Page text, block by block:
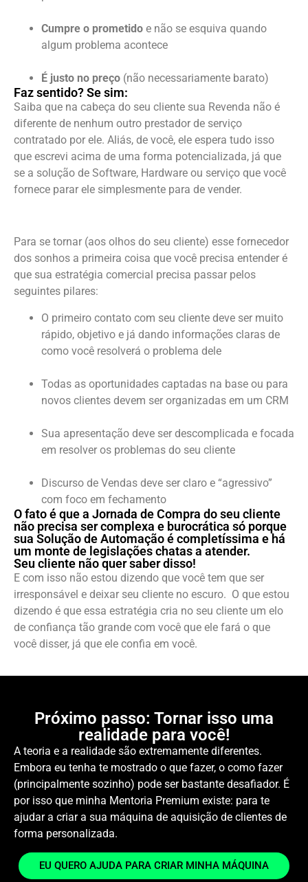
Cumpre o prometido e não se esquiva quando
algum problema acontece
É justo no preço (não necessariamente barato)
Faz sentido? Se sim:
Saiba que na cabeça do seu cliente sua Revenda não é
diferente de nenhum outro prestador de serviço
contratado por ele. Aliás, de você, ele espera tudo isso
que escrevi acima de uma forma potencializada, já que
se a solução de Software, Hardware ou serviço que você
fornece parar ele simplesmente para de vender.
Para se tornar (aos olhos do seu cliente) esse fornecedor
dos sonhos a primeira coisa que você precisa entender é
que sua estratégia comercial precisa passar pelos
seguintes pilares:
O primeiro contato com seu cliente deve ser muito
rápido, objetivo e já dando informações claras de
como você resolverá o problema dele
Todas as oportunidades captadas na base ou para
novos clientes devem ser organizadas em um CRM
Sua apresentação deve ser descomplicada e focada
em resolver os problemas do seu cliente
Discurso de Vendas deve ser claro e “agressivo”
com foco em fechamento
O fato é que a Jornada de Compra do seu cliente
não precisa ser complexa e burocrática só porque
sua Solução de Automação é completíssima e há
um monte de legislações chatas a atender.
Seu cliente não quer saber disso!
E com isso não estou dizendo que você tem que ser
irresponsável e deixar seu cliente no escuro. O que estou
dizendo é que essa estratégia cria no seu cliente um elo
de confiança tão grande com você que ele fará o que
você disser, já que ele confia em você.
Próximo passo: Tornar isso uma
realidade para você!
A teoria e a realidade são extremamente diferentes.
Embora eu tenha te mostrado o que fazer, o como fazer
(principalmente sozinho) pode ser bastante desafiador. É
por isso que minha Mentoria Premium existe: para te
ajudar a criar a sua máquina de aquisição de clientes de
forma personalizada.
EU QUERO AJUDA PARA CRIAR MINHA MÁQUINA